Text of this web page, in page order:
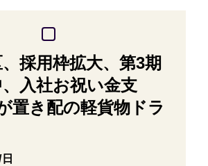
採用枠拡大、第3期
入社お祝い金支
置き配の軽貨物ドラ